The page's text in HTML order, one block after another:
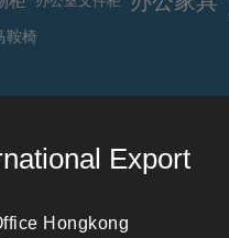
鞍椅
Export
Hongkong